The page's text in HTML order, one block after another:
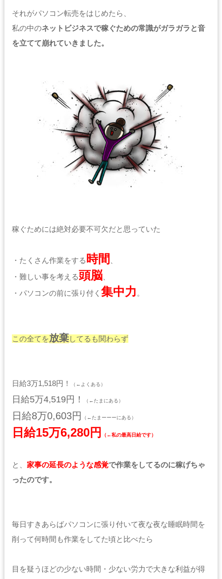
それがパソコン転売をはじめたら、
私の中のネットビジネスで稼ぐための常識がガラガラと音
を立てて崩れていきました。
稼ぐためには絶対必要不可欠だと思っていた
・たくさん作業をする 時間
・難しい事を考える頭脳、
・パソコンの前に張り付く 集中力 。
この全てを放棄してるも関わらず
日給3万1,518円！ （←よくある）
日給5万4,519円！ （←たまにある）
日給8万0,603円 （←たまーーーにある）
日給15万6,280円 （←私の最高日給です）
と、 家事の延長のような感覚で作業をしてるのに稼げちゃ
ったのです。
毎日すきあらばパソコンに張り付いて夜な夜な睡眠時間を
削って何時間も作業をしてた頃と比べたら
目を疑うほどの少ない時間・少ない労力で大きな利益が得